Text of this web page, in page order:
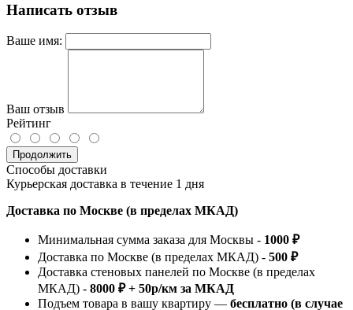
Написать отзыв
Ваше имя:
Ваш отзыв
Рейтинг
Продолжить
Способы доставки
Курьерская доставка в течение 1 дня
Доставка по Москве (в пределах МКАД)
Минимальная сумма заказа для Москвы - 1000 ₽
Доставка по Москве (в пределах МКАД) - 500 ₽
Доставка стеновых панелей по Москве (в пределах
МКАД) - 8000 ₽ + 50р/км за МКАД
Подъем товара в вашу квартиру — бесплатно (в случае